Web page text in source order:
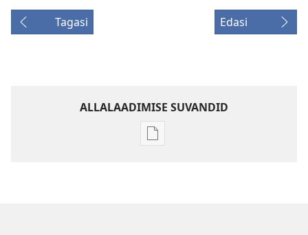
Tagasi Edasi
ALLALAADIMISE SUVANDID
Väljaannete